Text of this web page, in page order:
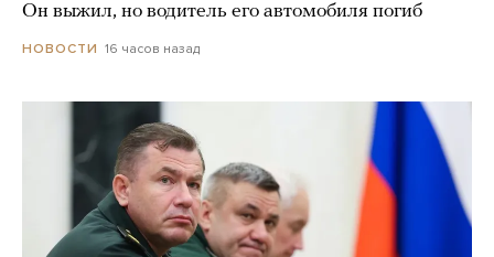
Он выжил, но водитель его автомобиля погиб
НОВОСТИ 16 часов назад